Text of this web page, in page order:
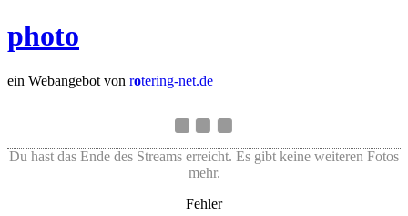
photo
ein Webangebot von rotering-net.de
Du hast das Ende des Streams erreicht. Es gibt keine weiteren Fotos
mehr.
Fehler